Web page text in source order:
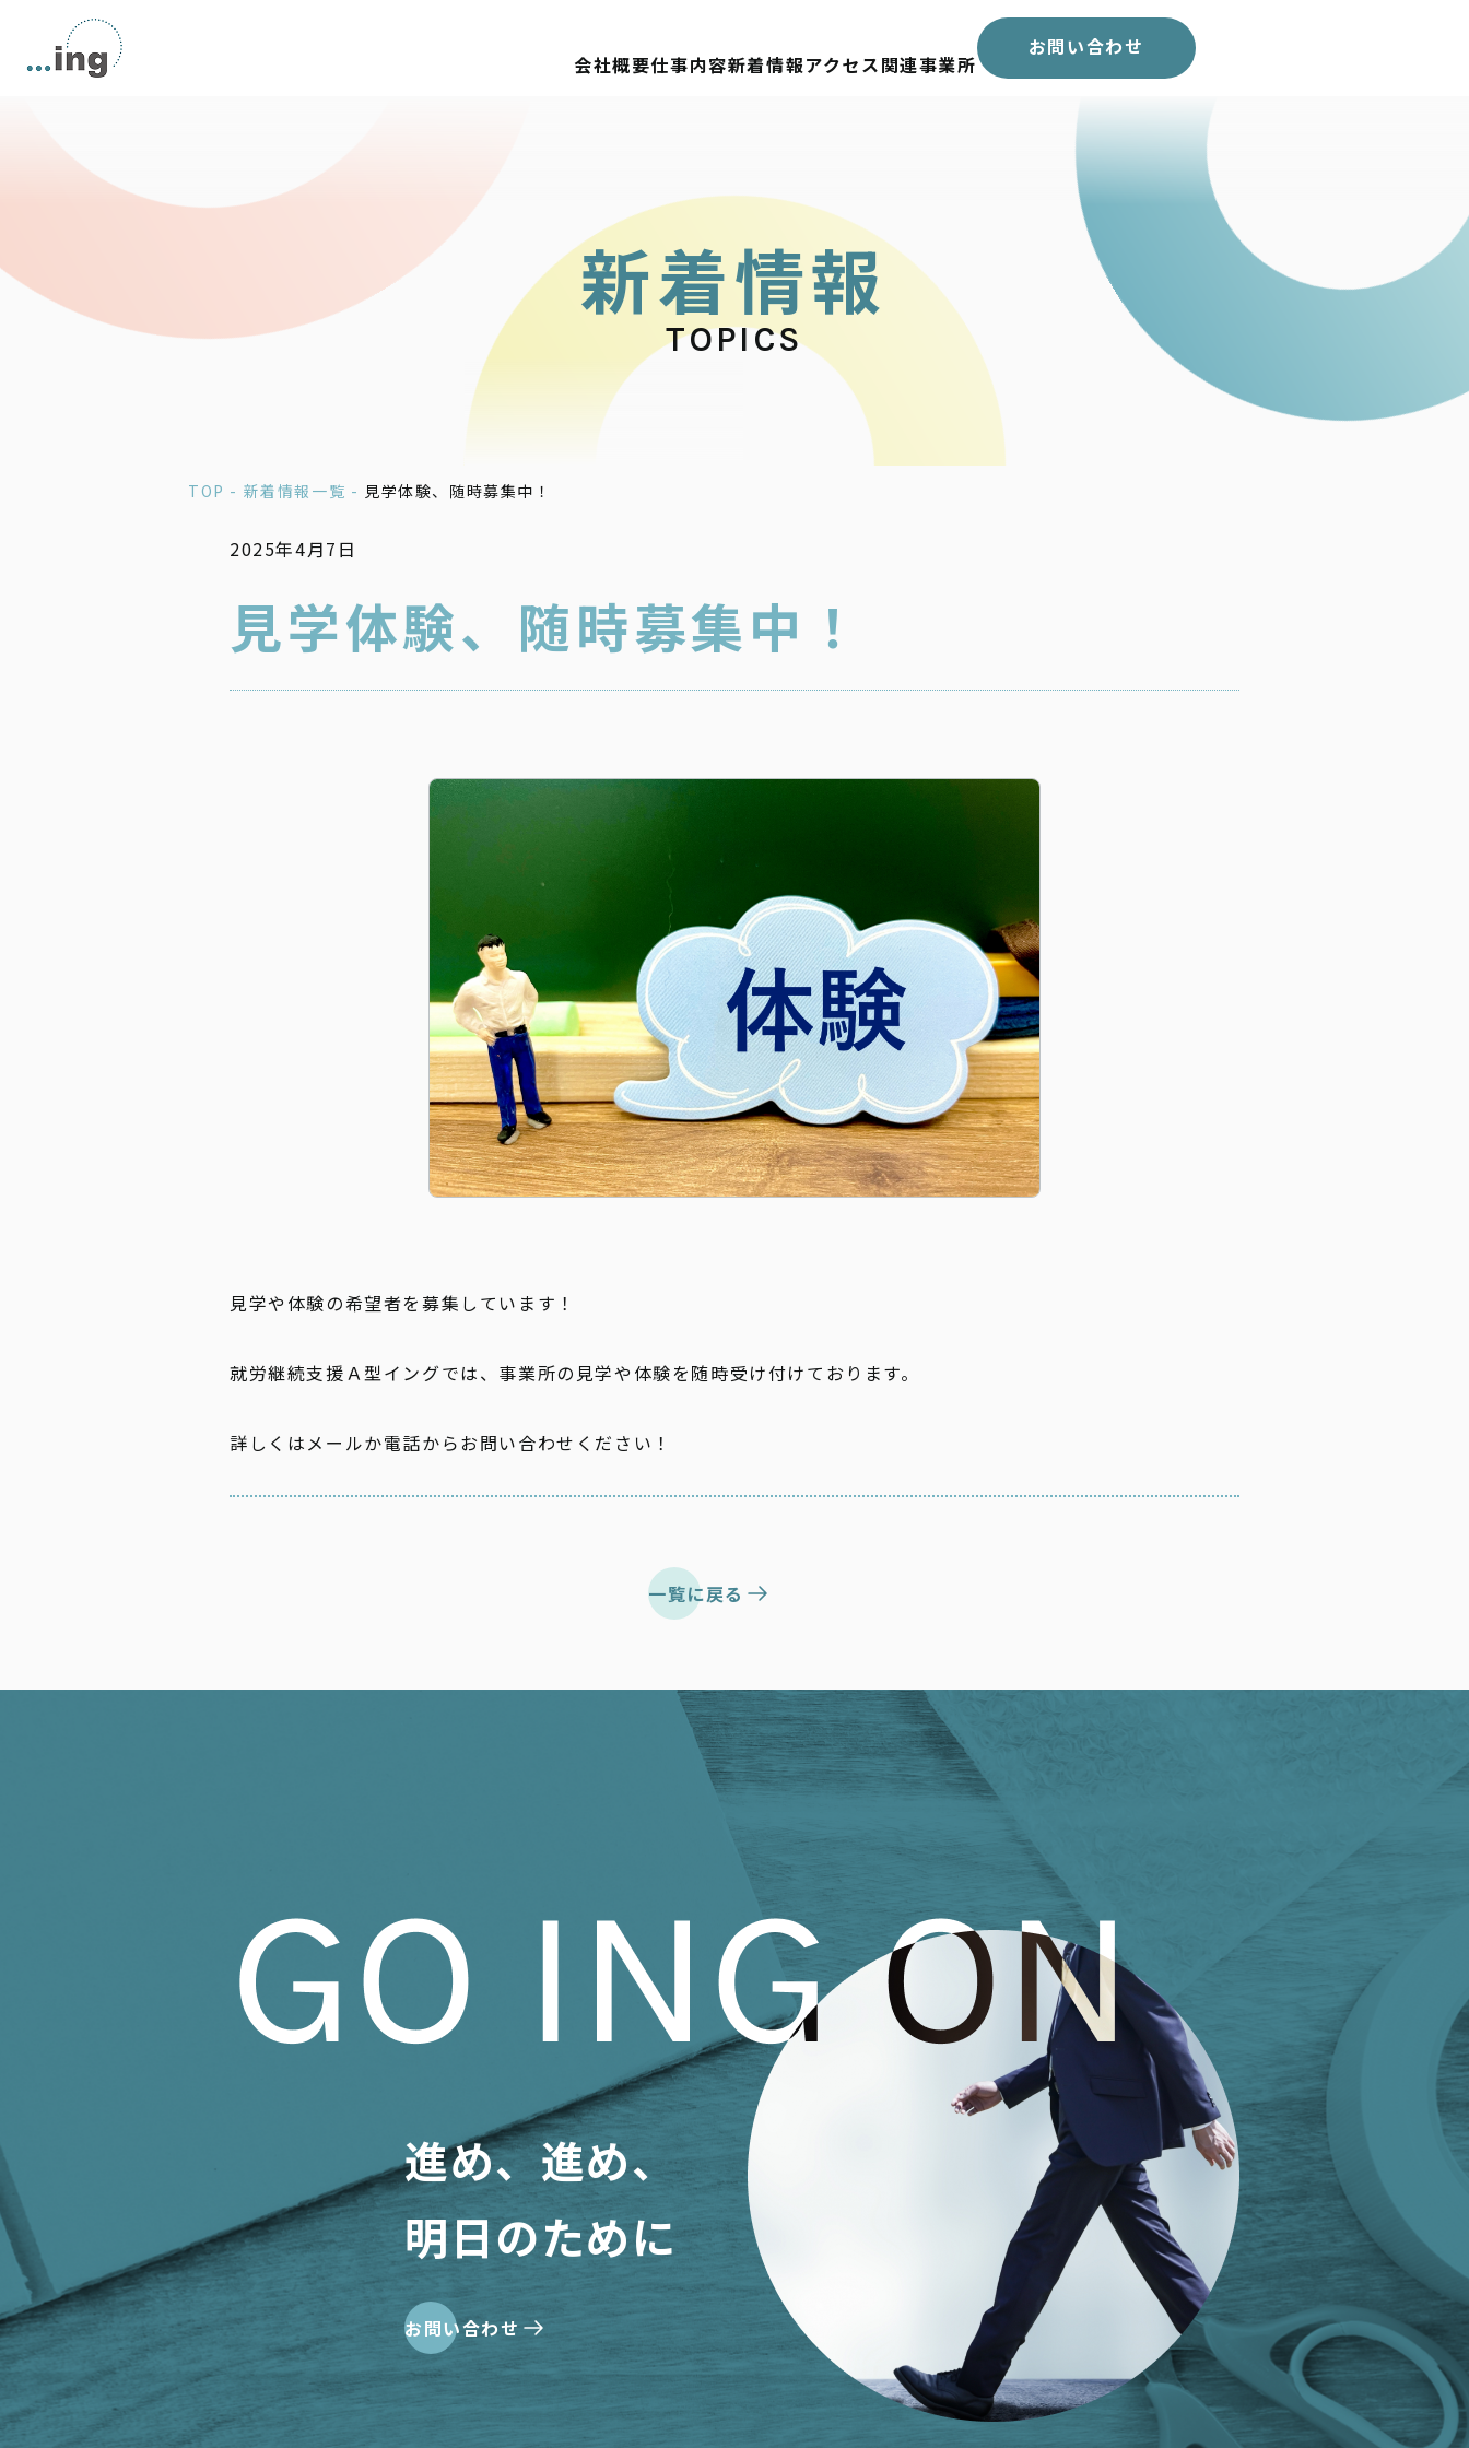
会社概要仕事内容新着情報アクセス関連事業所
お問い合わせ
新着情報
TOPICS
TOP - 新着情報一覧 - 見学体験、随時募集中！
2025年4月7日
見学体験、随時募集中！
新着情報
見学や体験の希望者を募集しています！
就労継続支援Ａ型イングでは、事業所の見学や体験を随時受け付けております。
詳しくはメールか電話からお問い合わせください！
一覧に戻る
進め、進め、
明日のために
お問い合わせ